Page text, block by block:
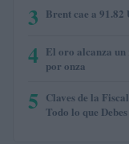
3 Brent cae a
4 El oro alcanza
por onza
5 Claves de la
Todo lo que